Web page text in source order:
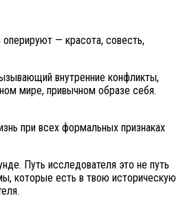
— красота, совесть,
внутренние конфликты,
мире, привычном образе себя.
при всех формальных признаках
Путь исследователя это не путь
которые есть в твою историческую